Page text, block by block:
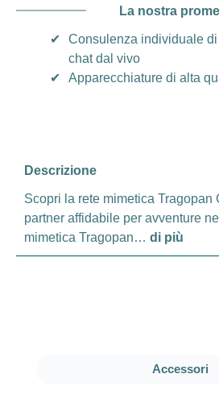
La nostra
✔
Consulenza individuale
chat dal vivo
✔
Apparecchiature di alta
Descrizione
Scopri la rete mimetica Tragopan
partner affidabile per avventure
mimetica Tragopan… di più
Salta la galleria dei prodotti
Accessori